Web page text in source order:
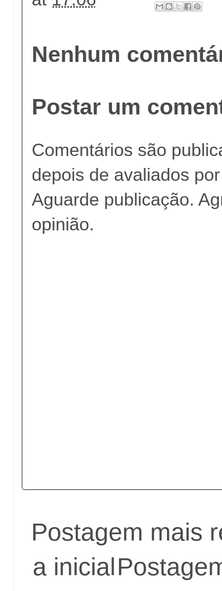
Nenhum
Postar um
Comentários são
depois de avaliados
Aguarde publicação.
opinião.
Postagem mais
a inicial